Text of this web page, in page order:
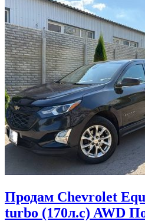
Продам Chevrolet
turbo (170л.с) AWD